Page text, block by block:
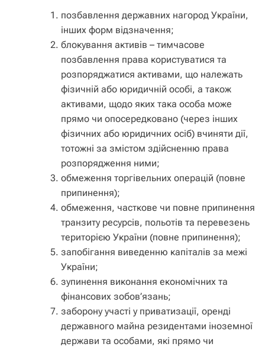
позбавлення державних нагород України,
інших форм відзначення;
блокування активів – тимчасове
позбавлення права користуватися та
розпоряджатися активами, що належать
фізичній або юридичній особі, а також
активами, щодо яких така особа може
прямо чи опосередковано (через інших
фізичних або юридичних осіб) вчиняти дії,
тотожні за змістом здійсненню права
розпорядження ними;
обмеження торгівельних операцій (повне
припинення);
обмеження, часткове чи повне припинення
транзиту ресурсів, польотів та перевезень
територією України (повне припинення);
запобігання виведенню капіталів за межі
України;
зупинення виконання економічних та
фінансових зобов’язань;
заборону участі у приватизації, оренді
державного майна резидентами іноземної
держави та особами, які прямо чи